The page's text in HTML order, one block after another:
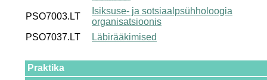
PSO7003.LT
Isiksuse- ja sotsiaalpsühholoogia
organisatsioonis
PSO7037.LT
Läbirääkimised
Praktika